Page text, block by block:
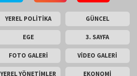
YEREL POLİTİKA GÜNCEL
EGE 3. SAYFA
FOTO GALERİ VİDEO GALERİ
YEREL YÖNETİMLER EKONOMİ